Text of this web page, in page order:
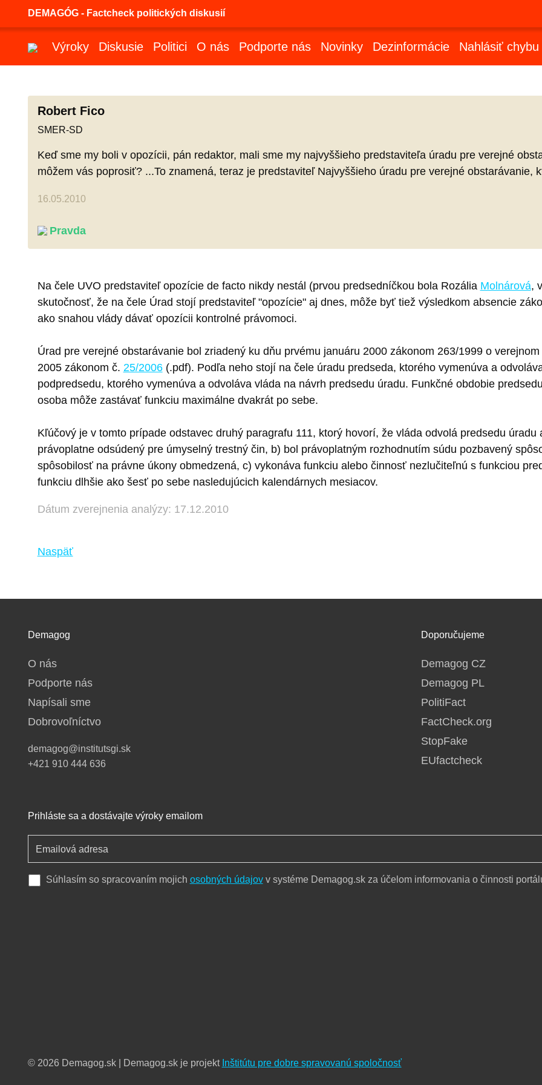
DEMAGÓG - Factcheck politických diskusií
Výroky Diskusie Politici O nás Podporte nás Novinky Dezinformácie Nahlásiť chybu
Robert Fico
SMER-SD
Keď sme my boli v opozícii, pán redaktor, mali sme my najvyššieho predstaviteľa úradu pre verejné
môžem vás poprosiť? ...To znamená, teraz je predstaviteľ Najvyššieho úradu pre verejné obstarávanie,
16.05.2010
Pravda
Na čele UVO predstaviteľ opozície de facto nikdy nestál (prvou predsedníčkou bola Rozália Molnárová,
skutočnosť, že na čele Úrad stojí predstaviteľ "opozície" aj dnes, môže byť tiež výsledkom absencie
ako snahou vlády dávať opozícii kontrolné právomoci.
Úrad pre verejné obstarávanie bol zriadený ku dňu prvému januáru 2000 zákonom 263/1999 o
2005 zákonom č. 25/2006(.pdf). Podľa neho stojí na čele úradu predseda, ktorého vymenúva a
podpredsedu, ktorého vymenúva a odvoláva vláda na návrh predsedu úradu. Funkčné obdobie
osoba môže zastávať funkciu maximálne dvakrát po sebe.
Kľúčový je v tomto prípade odstavec druhý paragrafu 111, ktorý hovorí, že vláda odvolá predsedu
právoplatne odsúdený pre úmyselný trestný čin, b) bol právoplatným rozhodnutím súdu pozbavený
spôsobilosť na právne úkony obmedzená, c) vykonáva funkciu alebo činnosť nezlučiteľnú s funkciou
funkciu dlhšie ako šesť po sebe nasledujúcich kalendárnych mesiacov.
Dátum zverejnenia analýzy: 17.12.2010
Naspäť
Demagog
O nás
Podporte nás
Napísali sme
Dobrovoľníctvo
demagog@institutsgi.sk
+421 910 444 636
Doporučujeme
Demagog CZ
Demagog PL
PolitiFact
FactCheck.org
StopFake
EUfactcheck
Prihláste sa a dostávajte výroky emailom
Súhlasím so spracovaním mojich osobných údajovv systéme Demagog.sk za účelom informovania o činnosti
© 2026 Demagog.sk | Demagog.sk je projekt Inštitútu pre dobre spravovanú spoločnosť